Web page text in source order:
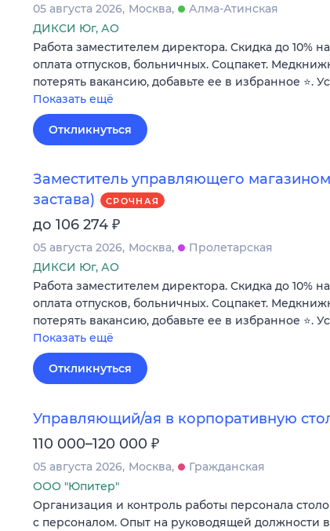
05 августа 2026 Москва
Алма-Атинская
ДИКСИ Юг, АО
Работа заместителем директора. Скидка до 10%
оплата отпусков, больничных. Соцпакет.
потерять вакансию, добавьте ее в избранное ⭐.
Показать ещё
Откликнуться
Заместитель управляющего
застава)
СРОЧНАЯ
до 106 274 ₽
05 августа 2026 Москва
Пролетарская
ДИКСИ Юг, АО
Работа заместителем директора. Скидка до 10%
оплата отпусков, больничных. Соцпакет.
потерять вакансию, добавьте ее в избранное ⭐.
Показать ещё
Откликнуться
Управляющий/ая в корпоративную
110 000–120 000 ₽
05 августа 2026 Москва
Гражданская
ООО "Юпитер"
Организация и контроль работы персонала
с персоналом. Опыт на руководящей должности